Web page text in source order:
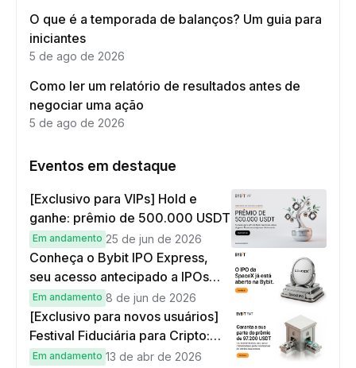
O que é a temporada de balanços? Um guia para
iniciantes
5 de ago de 2026
Como ler um relatório de resultados antes de
negociar uma ação
5 de ago de 2026
Eventos em destaque
[Exclusivo para VIPs] Hold e
ganhe: prêmio de 500.000 USDT
Em andamento 25 de jun de 2026
Conheça o Bybit IPO Express,
seu acesso antecipado a IPOs
globais
Em andamento 8 de jun de 2026
[Exclusivo para novos usuários]
Festival Fiduciária para Cripto:
complete tarefas simples e
Em andamento 13 de abr de 2026